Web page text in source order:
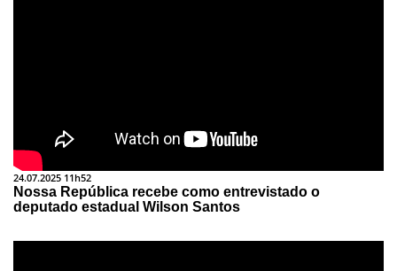
24.07.2025 11h52
Nossa República recebe como entrevistado o
deputado estadual Wilson Santos